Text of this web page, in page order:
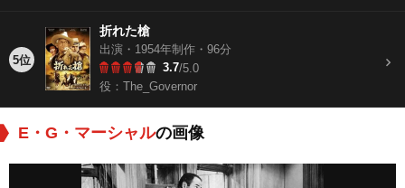
5位
折れた槍
出演・1954年制作・96分
3.7/5.0
役：The_Governor
E・G・マーシャルの画像